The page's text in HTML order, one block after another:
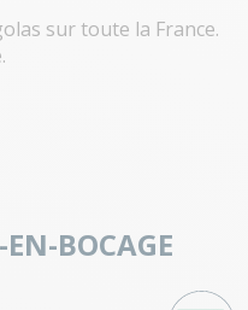
sur toute la France.
EN-BOCAGE